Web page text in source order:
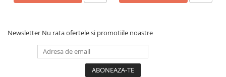
Newsletter Nu rata ofertele si promotiile noastre